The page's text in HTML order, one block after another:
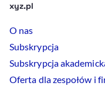
xyz.pl
O nas
Subskrypcja
Subskrypcja
Oferta dla zespołów i